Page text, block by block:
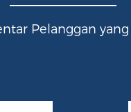
Pelanggan yang